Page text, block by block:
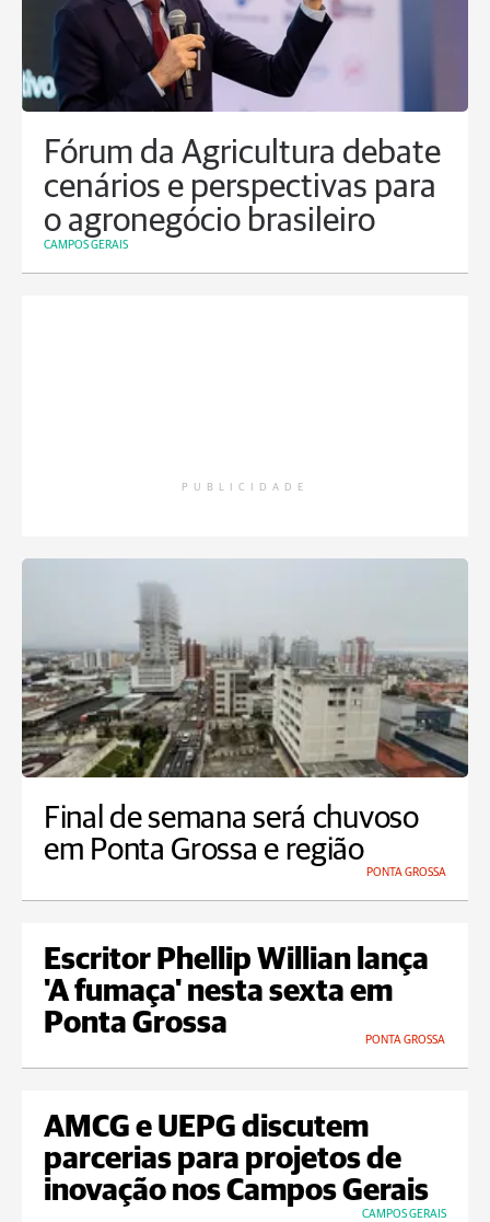
Fórum da Agricultura debate
cenários e perspectivas para
o agronegócio brasileiro
CAMPOS GERAIS
PUBLICIDADE
Final de semana será chuvoso
em Ponta Grossa e região
PONTA GROSSA
Escritor Phellip Willian lança
'A fumaça' nesta sexta em
Ponta Grossa
PONTA GROSSA
AMCG e UEPG discutem
parcerias para projetos de
inovação nos Campos Gerais
CAMPOS GERAIS